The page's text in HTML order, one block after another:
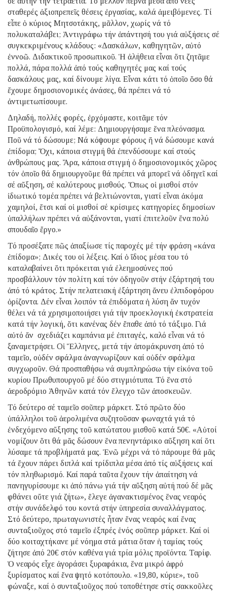
σταθερές ἀξιοπρεπεῖς θέσεις ἐργασίας, καλά ἀμειβόμενες. Τί
εἶπε ὁ κύριος Μητσοτάκης, μᾶλλον, χωρίς νά τό
πολυκαταλάβει; Ἀντιγράφω τήν ἀπάντησή του γιά αὐξήσεις σέ
συγκεκριμένους κλάδους: «Δασκάλων, καθηγητῶν, αὐτό
ἐννοῶ. Διδακτικοῦ προσωπικοῦ. Ἡ ἀλήθεια εἶναι ὅτι ζητᾶμε
πολλά, πάρα πολλά ἀπό τούς καθηγητές μας καί τούς
δασκάλους μας, καί δίνουμε λίγα. Εἶναι κάτι τό ὁποῖο ὅσο θά
ἔχουμε δημοσιονομικές ἀνάσες, θά πρέπει νά τό
ἀντιμετωπίσουμε.
Δηλαδή, πολλές φορές, ἐρχόμαστε, κοιτᾶμε τόν
Προϋπολογισμό, καί λέμε: Δημιουργήσαμε ἕνα πλεόνασμα.
Ποῦ νά τό δώσουμε; Νά κόψουμε φόρους ἤ νά δώσουμε κανά
ἐπίδομα; Ὄχι, κάποια στιγμή θά ἐπενδύσουμε καί στούς
ἀνθρώπους μας. Ἄρα, κάποια στιγμή ὁ δημοσιονομικός χῶρος
τόν ὁποῖο θά δημιουργοῦμε θά πρέπει νά μπορεῖ νά ὁδηγεῖ καί
σέ αὔξηση, σέ καλύτερους μισθούς. Ὅπως οἱ μισθοί στόν
ἰδιωτικό τομέα πρέπει νά βελτιώνονται, γιατί εἶναι ἀκόμα
χαμηλοί, ἔτσι καί οἱ μισθοί σέ κρίσιμες κατηγορίες δημοσίων
ὑπαλλήλων πρέπει νά αὐξάνονται, γιατί ἐπιτελοῦν ἕνα πολύ
σπουδαῖο ἔργο.»
Τό προσέξατε πῶς ἀπαξίωσε τίς παροχές μέ τήν φράση «κάνα
ἐπίδομα»; Δικές του οἱ λέξεις. Καί ὁ ἴδιος μέσα του τό
καταλαβαίνει ὅτι πρόκειται γιά ἐλεημοσύνες πού
προσβάλλουν τόν πολίτη καί τόν ὁδηγοῦν στήν ἐξάρτησή του
ἀπό τό κράτος. Στήν πελατειακή ἐξάρτηση ἄνευ ἐλπιδοφόρου
ὁρίζοντα. Δέν εἶναι λοιπόν τά ἐπιδόματα ἡ λύση ἄν τυχόν
θέλει νά τά χρησιμοποιήσει γιά τήν προεκλογική ἐκστρατεία
κατά τήν λογική, ὅτι κανένας δέν ἔπαθε ἀπό τό τάξιμο. Γιά
αὐτό ἄν σχεδιάζει καμπάνια μέ ἐπιταγές, καλό εἶναι νά τό
ξαναμετρήσει. Οἱ Ἕλληνες, μετά τήν ἀπομάκρυνση ἀπό τό
ταμεῖο, οὐδέν σφάλμα ἀναγνωρίζουν καί οὐδέν σφάλμα
συγχωροῦν. Θά προσπαθήσω νά συμπληρώσω τήν εἰκόνα τοῦ
κυρίου Πρωθυπουργοῦ μέ δύο στιγμιότυπα. Τό ἕνα στό
ἀεροδρόμιο Ἀθηνῶν κατά τόν ἔλεγχο τῶν ἀποσκευῶν.
Τό δεύτερο σέ ταμεῖο σοῦπερ μάρκετ. Στό πρῶτο δύο
ὑπάλληλοι τοῦ ἀερολιμένα συζητοῦσαν φωναχτά γιά τό
ἐνδεχόμενο αὔξησης τοῦ κατώτατου μισθοῦ κατά 50€. «Αὐτοί
νομίζουν ὅτι θά μᾶς δώσουν ἕνα πενηντάρικο αὔξηση καί ὅτι
λύσαμε τά προβλήματά μας. Ἐνῶ μέχρι νά τό πάρουμε θά μᾶς
τά ἔχουν πάρει διπλά καί τρίδιπλα μέσα ἀπό τίς αὐξήσεις καί
τόν πληθωρισμό. Καί παρά ταῦτα ἔχουν τήν ἀπαίτηση νά
πανηγυρίσουμε κι ἀπό πάνω γιά τήν αὔξηση αὐτή πού δέ μᾶς
φθάνει οὔτε γιά ζήτω», ἔλεγε ἀγανακτισμένος ἕνας νεαρός
στήν συνάδελφό του κοντά στήν ὑπηρεσία συναλλάγματος.
Στό δεύτερο, πρωταγωνιστές ἦταν ἕνας νεαρός καί ἕνας
συνταξιοῦχος στό ταμεῖο ἐξπρές ἑνός σοῦπερ μάρκετ. Καί οἱ
δύο κοιταχτήκανε μέ νόημα στά μάτια ὅταν ἡ ταμίας τούς
ζήτησε ἀπό 20€ στόν καθένα γιά τρία μόλις προϊόντα. Ταρίφ.
Ὁ νεαρός εἶχε ἀγοράσει ξυραφάκια, ἕνα μικρό ἀφρό
ξυρίσματος καί ἕνα ψητό κοτόπουλο. «19,80, κύριε», τοῦ
φώναξε, καί ὁ συνταξιοῦχος πού τοποθέτησε στίς σακκοῦλες